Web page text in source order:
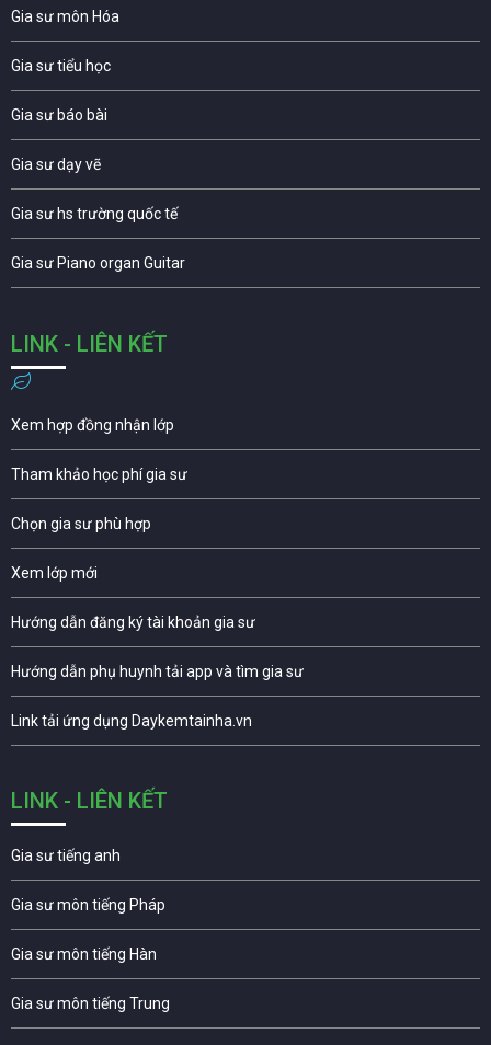
Gia sư môn Hóa
Gia sư tiểu học
Gia sư báo bài
Gia sư dạy vẽ
Gia sư hs trường quốc tế
Gia sư Piano organ Guitar
LINK - LIÊN KẾT
Xem hợp đồng nhận lớp
Tham khảo học phí gia sư
Chọn gia sư phù hợp
Xem lớp mới
Hướng dẫn đăng ký tài khoản gia sư
Hướng dẫn phụ huynh tải app và tìm gia sư
Link tải ứng dụng Daykemtainha.vn
LINK - LIÊN KẾT
Gia sư tiếng anh
Gia sư môn tiếng Pháp
Gia sư môn tiếng Hàn
Gia sư môn tiếng Trung